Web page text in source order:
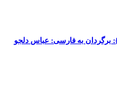
به فارسی: عباس دلجو